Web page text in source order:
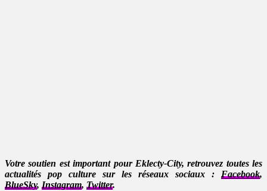
Votre soutien est important pour Eklecty-City, retrouvez toutes les
actualités pop culture sur les réseaux sociaux : Facebook,
BlueSky, Instagram, Twitter.